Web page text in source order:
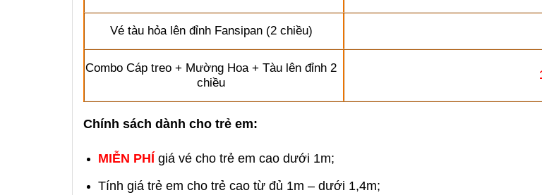
Vé tàu hỏa lên đỉnh Fansipan (2 chiều)
Combo Cáp treo + Mường Hoa + Tàu lên đỉnh 2
chiều
Chính sách dành cho trẻ em:
MIỄN PHÍ giá vé cho trẻ em cao dưới 1m;
Tính giá trẻ em cho trẻ cao từ đủ 1m – dưới 1,4m;